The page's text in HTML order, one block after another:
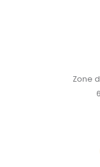
Zone